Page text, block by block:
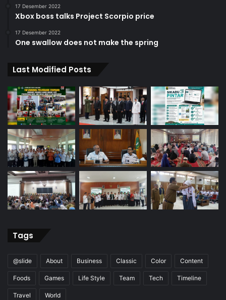
17 Desember 2022
Xbox boss talks Project Scorpio price
17 Desember 2022
One swallow does not make the spring
Last Modified Posts
Tags
@slide About Business Classic Color Content
Foods Games Life Style Team Tech Timeline
Travel World